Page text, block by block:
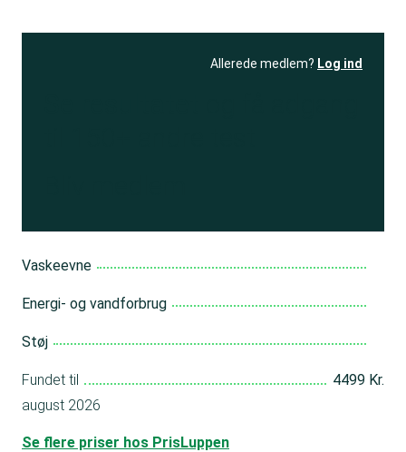
Allerede medlem? Log ind
Vaskeevne
Energi- og vandforbrug
Støj
Fundet til
4499 Kr.
august 2026
Se flere priser hos PrisLuppen